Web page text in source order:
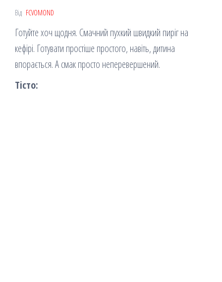
Від FCVOMOND
Готуйте хоч щодня. Смачний пухкий швидкий пиріг на
кефірі. Готувати простіше простого, навіть, дитина
впорається. А смак просто неперевершeний.
Тісто: